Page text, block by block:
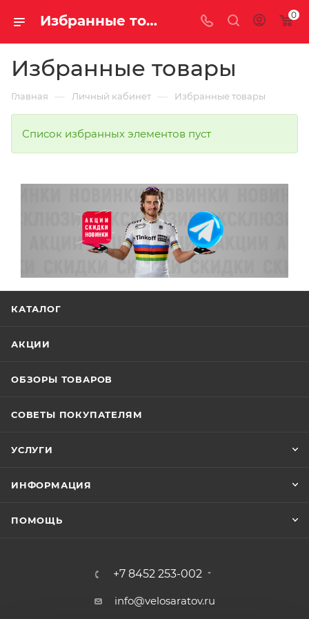
Избранные товары 0
Избранные товары
Главная — Личный кабинет — Избранные товары
Список избранных элементов пуст
КАТАЛОГ
АКЦИИ
ОБЗОРЫ ТОВАРОВ
СОВЕТЫ ПОКУПАТЕЛЯМ
УСЛУГИ
ИНФОРМАЦИЯ
ПОМОЩЬ
+7 8452 253-002
info@velosaratov.ru